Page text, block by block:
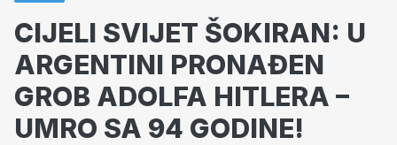
CIJELI SVIJET ŠOKIRAN: U
ARGENTINI PRONAĐEN
GROB ADOLFA HITLERA –
UMRO SA 94 GODINE!